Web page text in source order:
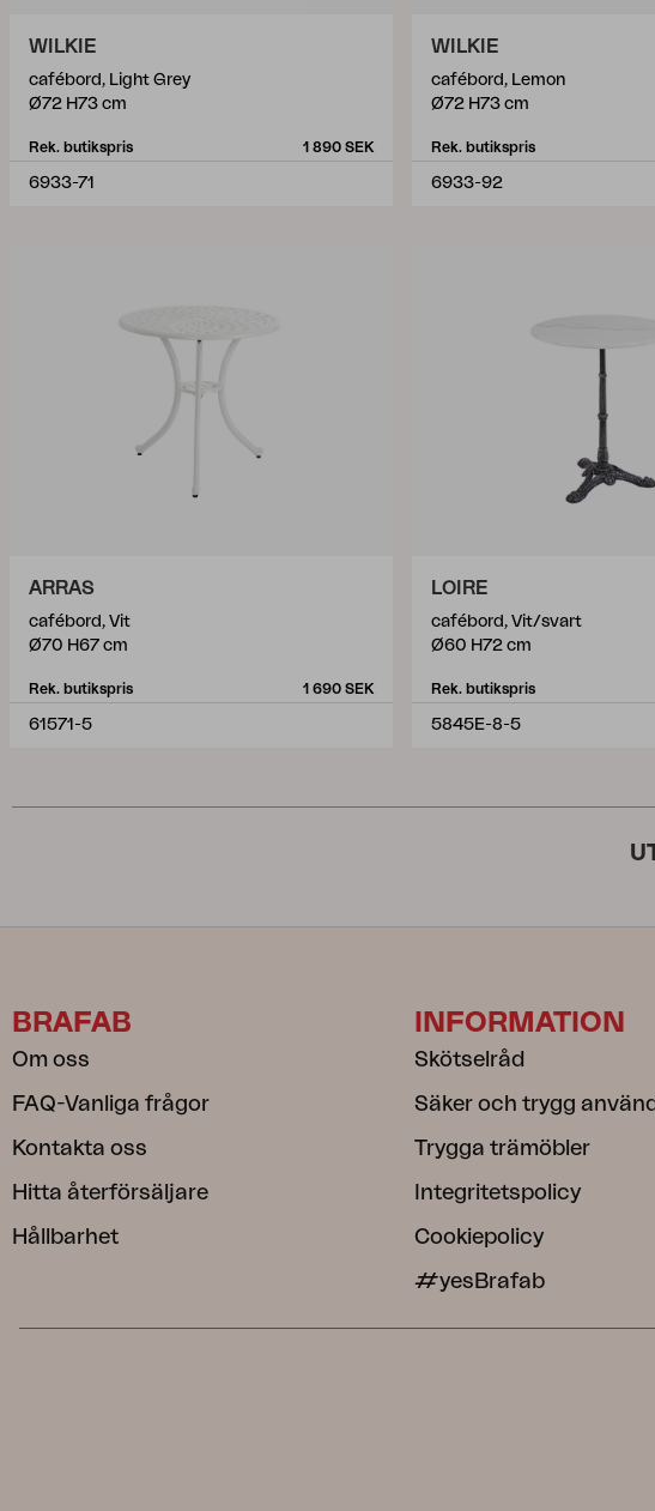
WILKIE
cafébord, Light Grey
Ø72 H73 cm
Rek. butikspris 1 890 SEK
6933-71
WILKIE
cafébord, Lemon
Ø72 H73 cm
Rek. butikspris
6933-92
ARRAS
cafébord, Vit
Ø70 H67 cm
Rek. butikspris 1 690 SEK
61571-5
LOIRE
cafébord, Vit/svart
Ø60 H72 cm
Rek. butikspris
5845E-8-5
BRAFAB
Om oss
FAQ-Vanliga frågor
Kontakta oss
Hitta återförsäljare
Hållbarhet
INFORMATION
Skötselråd
Säker och trygg
Trygga trämöbler
Integritetspolicy
Cookiepolicy
#yesBrafab